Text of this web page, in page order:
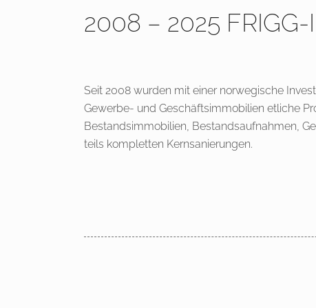
2008 – 2025
Seit 2008 wurden mit einer norwegische
Gewerbe- und Geschäftsimmobilien etliche
Bestandsimmobilien, Bestandsaufnahmen,
teils kompletten Kernsanierungen.